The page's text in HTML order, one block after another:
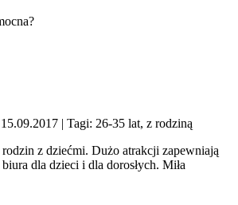
| Tagi: 26-35 lat, z rodziną
z dziećmi. Dużo atrakcji zapewniają
dla dzieci i dla dorosłych. Miła